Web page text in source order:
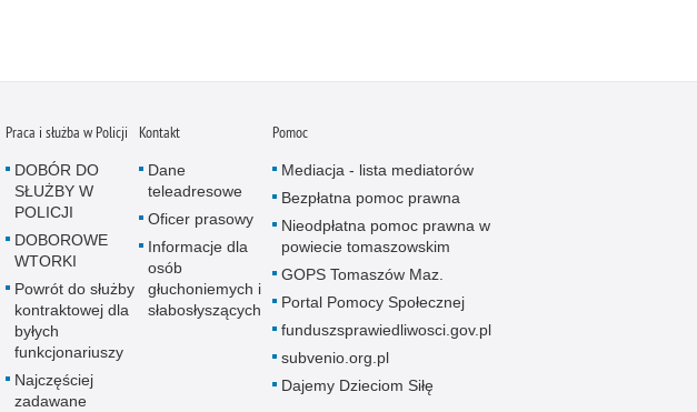
Praca i służba w Policji
DOBÓR DO
SŁUŻBY W
POLICJI
DOBOROWE
WTORKI
Powrót do służby
kontraktowej dla
byłych
funkcjonariuszy
Najczęściej
zadawane
Kontakt
Dane
teleadresowe
Oficer prasowy
Informacje dla
osób
głuchoniemych i
słabosłyszących
Pomoc
Mediacja - lista mediatorów
Bezpłatna pomoc prawna
Nieodpłatna pomoc prawna w
powiecie tomaszowskim
GOPS Tomaszów Maz.
Portal Pomocy Społecznej
funduszsprawiedliwosci.gov.pl
subvenio.org.pl
Dajemy Dzieciom Siłę